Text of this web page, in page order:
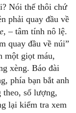
Nói thế thôi chứ
phải quay đầu về
, – tâm tính nô lệ.
quay đầu về núi”
một giọt máu,
xèng. Báo đài
phía bạn bắt anh
theo, số lượng,
lại kiểm tra xem